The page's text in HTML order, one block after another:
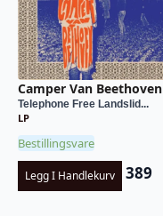
Camper Van Beethoven
Telephone Free Landslid...
LP
Bestillingsvare
Legg I Handlekurv 389